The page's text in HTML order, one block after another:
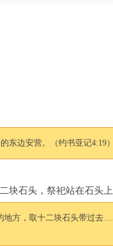
东边安营。（约书亚记4:19）
石头，祭祀站在石头上
地方，取十二块石头带过